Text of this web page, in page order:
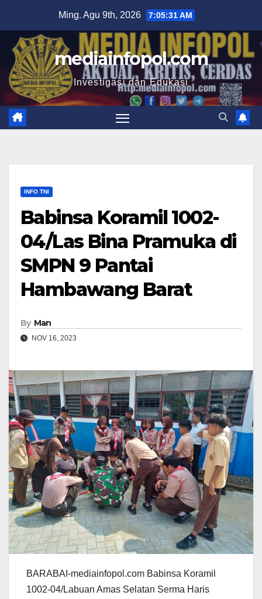
content
Ming. Agu 9th, 2026 7:05:32 AM
mediainfopol.com
Investigasi dan Edukasi
INFO TNI
Babinsa Koramil 1002-
04/Las Bina Pramuka di
SMPN 9 Pantai
Hambawang Barat
By Man
NOV 16, 2023
BARABAI-mediainfopol.com Babinsa Koramil
1002-04/Labuan Amas Selatan Serma Haris